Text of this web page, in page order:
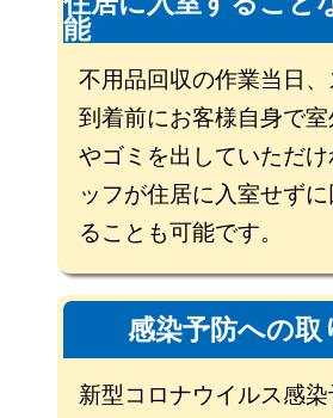
能
不用品回収の作業当日
到着前にお客様自身で
やゴミを出していただけ
ッフが住居に入室せず
ることも可能です。
感染予防への取
新型コロナウイルス感染